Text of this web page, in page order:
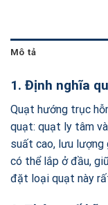
Mô tả
1. Định nghĩa
Quạt hướng trục
quạt: quạt ly tâm
suất cao, lưu
có thể lắp ở đầu,
đặt loại quạt này